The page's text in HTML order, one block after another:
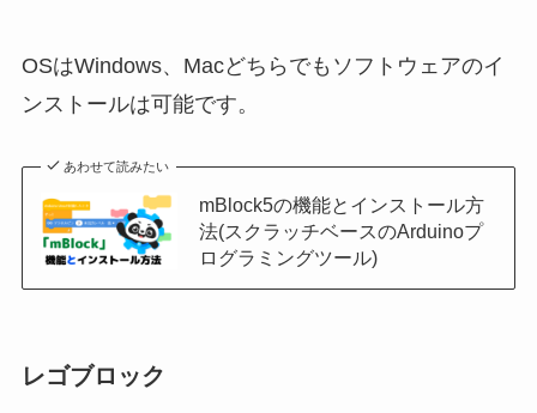
OSはWindows、Macどちらでもソフトウェアのイ
ンストールは可能です。
あわせて読みたい
mBlock5の機能とインストール方
法(スクラッチベースのArduinoプ
ログラミングツール)
レゴブロック